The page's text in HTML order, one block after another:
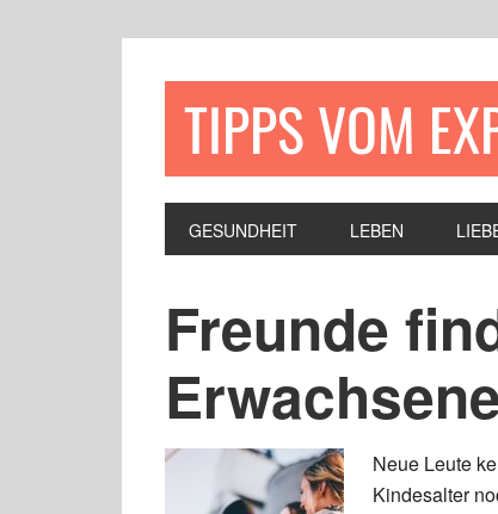
TIPPS VOM
GESUNDHEIT LEBEN
Freunde
Neue Leute
Kindesalter